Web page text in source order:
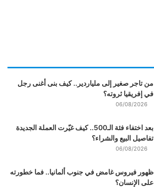
من تاجر صغير إلى ملياردير.. كيف بنى أغنى رجل
في إفريقيا ثروته؟
06/08/2026
بعد اختفاء فئة الـ500.. كيف غيّرت العملة الجديدة
تفاصيل البيع والشراء؟
06/08/2026
ظهور فيروس غامض في جنوب ألمانيا.. فما خطورته
على الإنسان؟